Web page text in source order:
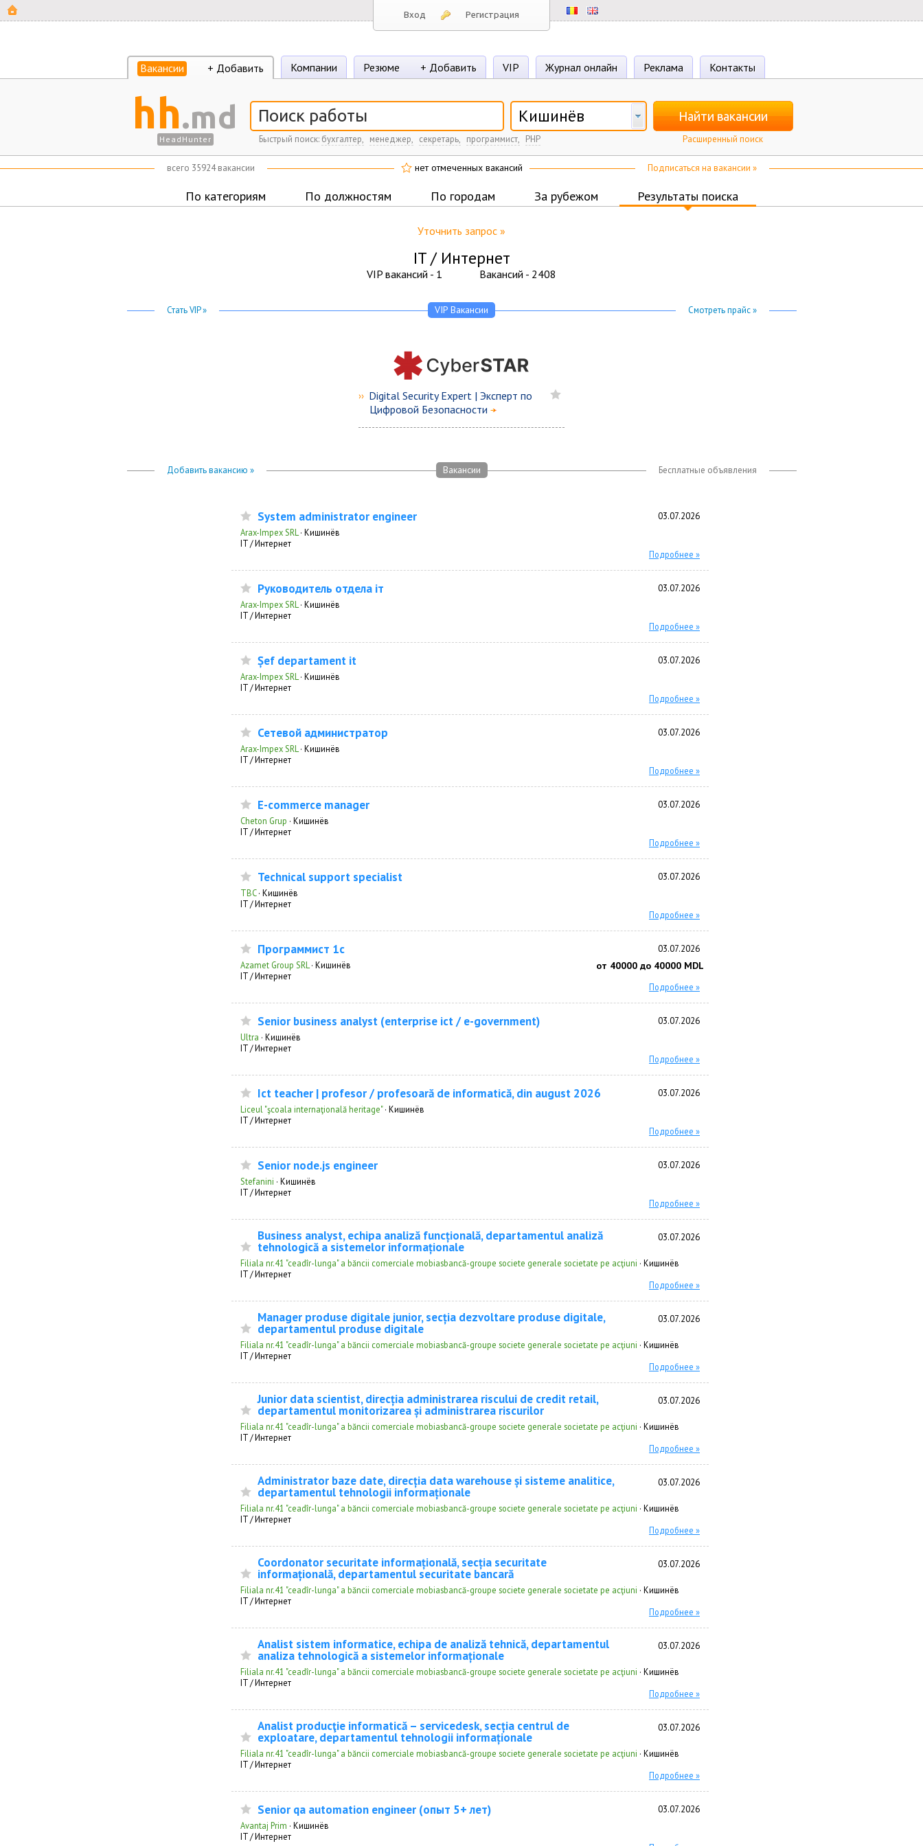
Вход Регистрация
Вакансии + Добавить Компании Резюме + Добавить VIP Журнал онлайн Реклама Контакты
hh.md
HeadHunter
Кишинёв Найти вакансии
Быстрый поиск: бухгалтер, менеджер, секретарь, программист, PHP Расширенный поиск
всего 35924 вакансии Подписаться на вакансии »
нет отмеченных вакансий
По категориям По должностям По городам За рубежом Результаты поиска
Уточнить запрос »
IT / Интернет
VIP вакансий - 1 Вакансий - 2408
Стать VIP » Смотреть прайс »
VIP Вакансии
›› Digital Security Expert | Эксперт по
Цифровой Безопасности
Добавить вакансию » Бесплатные объявления
Вакансии
System administrator engineer 03.07.2026
Arax-Impex SRL · Кишинёв
IT / Интернет
Подробнее »
Руководитель отдела iт 03.07.2026
Arax-Impex SRL · Кишинёв
IT / Интернет
Подробнее »
Șef departament it 03.07.2026
Arax-Impex SRL · Кишинёв
IT / Интернет
Подробнее »
Сетевой администратор 03.07.2026
Arax-Impex SRL · Кишинёв
IT / Интернет
Подробнее »
E-commerce manager 03.07.2026
Cheton Grup · Кишинёв
IT / Интернет
Подробнее »
Technical support specialist 03.07.2026
TBC· Кишинёв
IT / Интернет
Подробнее »
Программист 1с 03.07.2026
Azamet Group SRL · Кишинёв от 40000 до 40000 MDL
IT / Интернет
Подробнее »
Senior business analyst (enterprise ict / e-government) 03.07.2026
Ultra · Кишинёв
IT / Интернет
Подробнее »
Ict teacher | profesor / profesoară de informatică, din august 2026 03.07.2026
Liceul "şcoala internaţională heritage"· Кишинёв
IT / Интернет
Подробнее »
Senior node.js engineer 03.07.2026
Stefanini · Кишинёв
IT / Интернет
Подробнее »
Business analyst, echipa analiză funcțională, departamentul analiză
tehnologică a sistemelor informaționale
03.07.2026
Filiala nr.41 "ceadîr-lunga" a băncii comerciale mobiasbancă-groupe societe generale societate pe acţiuni · Кишинёв
IT / Интернет
Подробнее »
Manager produse digitale junior, secția dezvoltare produse digitale,
departamentul produse digitale
03.07.2026
Filiala nr.41 "ceadîr-lunga" a băncii comerciale mobiasbancă-groupe societe generale societate pe acţiuni · Кишинёв
IT / Интернет
Подробнее »
Junior data scientist, direcția administrarea riscului de credit retail,
departamentul monitorizarea și administrarea riscurilor
03.07.2026
Filiala nr.41 "ceadîr-lunga" a băncii comerciale mobiasbancă-groupe societe generale societate pe acţiuni · Кишинёв
IT / Интернет
Подробнее »
Administrator baze date, direcția data warehouse și sisteme analitice,
departamentul tehnologii informaționale
03.07.2026
Filiala nr.41 "ceadîr-lunga" a băncii comerciale mobiasbancă-groupe societe generale societate pe acţiuni · Кишинёв
IT / Интернет
Подробнее »
Coordonator securitate informațională, secția securitate
informațională, departamentul securitate bancară
03.07.2026
Filiala nr.41 "ceadîr-lunga" a băncii comerciale mobiasbancă-groupe societe generale societate pe acţiuni · Кишинёв
IT / Интернет
Подробнее »
Analist sistem informatice, echipa de analiză tehnică, departamentul
analiza tehnologică a sistemelor informaționale
03.07.2026
Filiala nr.41 "ceadîr-lunga" a băncii comerciale mobiasbancă-groupe societe generale societate pe acţiuni · Кишинёв
IT / Интернет
Подробнее »
Analist producţie informatică – servicedesk, secția centrul de
exploatare, departamentul tehnologii informaționale
03.07.2026
Filiala nr.41 "ceadîr-lunga" a băncii comerciale mobiasbancă-groupe societe generale societate pe acţiuni · Кишинёв
IT / Интернет
Подробнее »
Senior qa automation engineer (опыт 5+ лет) 03.07.2026
Avantaj Prim · Кишинёв
IT / Интернет